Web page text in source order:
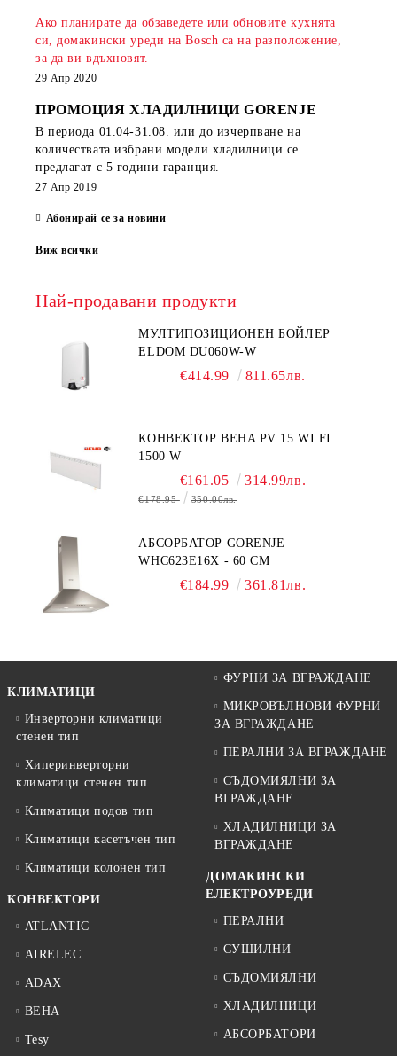
Ако планирате да обзаведете или обновите кухнята
си, домакински уреди на Bosch са на разположение,
за да ви вдъхновят.
29 Апр 2020
ПРОМОЦИЯ ХЛАДИЛНИЦИ GORENJE
В периода 01.04-31.08. или до изчерпване на
количествата избрани модели хладилници се
предлагат с 5 години гаранция.
27 Апр 2019
Абонирай се за новини
Виж всички
Най-продавани продукти
МУЛТИПОЗИЦИОНЕН БОЙЛЕР
ELDOM DU060W-W
€414.99 811.65лв.
КОНВЕКТОР BEHA PV 15 WI FI
1500 W
€161.05 314.99лв.
€178.95 350.00лв.
АБСОРБАТОР GORENJE
WHC623E16X - 60 СМ
€184.99 361.81лв.
КЛИМАТИЦИ
Инверторни климатици
стенен тип
Хиперинверторни
климатици стенен тип
Климатици подов тип
Климатици касетъчен тип
Климатици колонен тип
КОНВЕКТОРИ
ATLANTIC
AIRELEC
ADAX
BEHA
Tesy
ФУРНИ ЗА ВГРАЖДАНЕ
МИКРОВЪЛНОВИ ФУРНИ
ЗА ВГРАЖДАНЕ
ПЕРАЛНИ ЗА ВГРАЖДАНЕ
СЪДОМИЯЛНИ ЗА
ВГРАЖДАНЕ
ХЛАДИЛНИЦИ ЗА
ВГРАЖДАНЕ
ДОМАКИНСКИ
ЕЛЕКТРОУРЕДИ
ПЕРАЛНИ
СУШИЛНИ
СЪДОМИЯЛНИ
ХЛАДИЛНИЦИ
АБСОРБАТОРИ